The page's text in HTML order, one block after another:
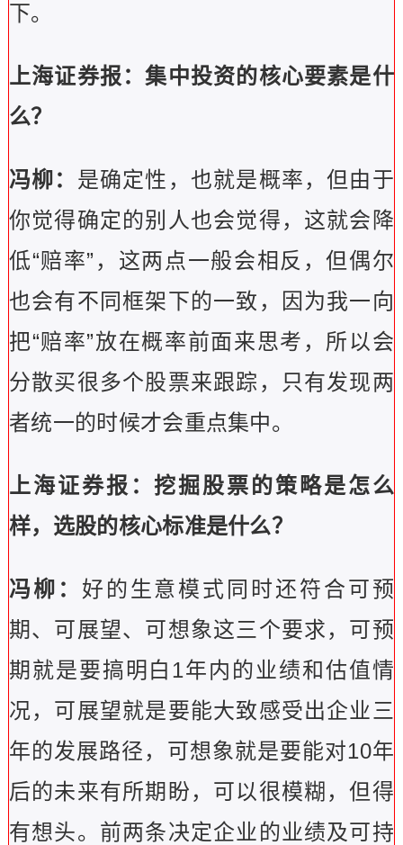
下。
上海证券报：集中投资的核心要素是什
么？
冯柳： 是确定性，也就是概率，但由于
你觉得确定的别人也会觉得，这就会降
低“赔率”，这两点一般会相反，但偶尔
也会有不同框架下的一致，因为我一向
把“赔率”放在概率前面来思考，所以会
分散买很多个股票来跟踪，只有发现两
者统一的时候才会重点集中。
上海证券报：挖掘股票的策略是怎么
样，选股的核心标准是什么？
冯柳： 好的生意模式同时还符合可预
期、可展望、可想象这三个要求，可预
期就是要搞明白1年内的业绩和估值情
况，可展望就是要能大致感受出企业三
年的发展路径，可想象就是要能对10年
后的未来有所期盼，可以很模糊，但得
有想头。前两条决定企业的业绩及可持